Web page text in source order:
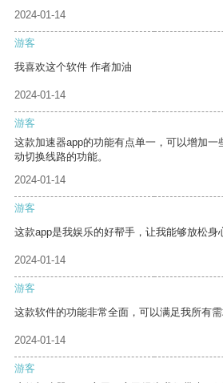
2024-01-14
游客
我喜欢这个软件 作者加油
2024-01-14
游客
这款加速器app的功能有点单一，可以增加一
动切换线路的功能。
2024-01-14
游客
这款app是我娱乐的好帮手，让我能够放松身
2024-01-14
游客
这款软件的功能非常全面，可以满足我所有需
2024-01-14
游客